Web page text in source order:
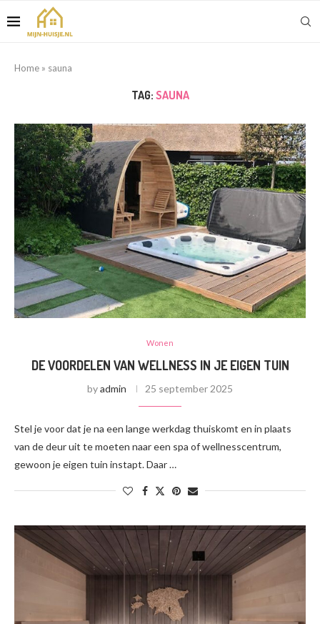
Home » sauna
TAG: SAUNA
Wonen
DE VOORDELEN VAN WELLNESS IN JE EIGEN TUIN
byadmin 25 september 2025
Stel je voor dat je na een lange werkdag thuiskomt en in plaats
van de deur uit te moeten naar een spa of wellnesscentrum,
gewoon je eigen tuin instapt. Daar …